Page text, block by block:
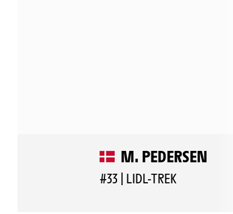
M. PEDERSEN
#33 | LIDL-TREK